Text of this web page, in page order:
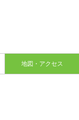
地図・アクセス